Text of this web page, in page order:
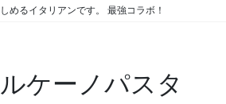
めるイタリアンです。 最強コラボ！
ケーノパスタ